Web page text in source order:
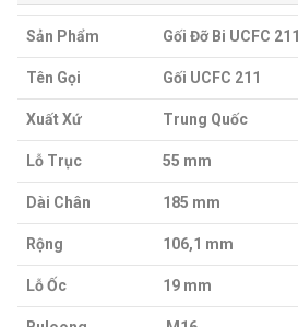
Sản Phẩm Gối Đỡ Bi UCFC 211
Tên Gọi Gối UCFC 211
Xuất Xứ Trung Quốc
Lỗ Trục 55 mm
Dài Chân 185 mm
Rộng 106,1 mm
Lỗ Ốc 19 mm